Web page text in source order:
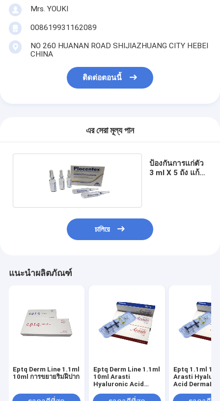
Mrs. YOUKI
008619931162089
NO 260 HUANAN ROAD SHIJIAZHUANG CITY HEBEI
CHINA
ติดต่อตอนนี้
এর সেরা মূল্য পান
ป้องกันการแก่ตัว
3 ml X 5 ถัง แก้
চালিয়ে
แนะนำผลิตภัณฑ์
Eptq Derm Line 1.1ml
10ml การขยายริมฝีปาก
Eptq Derm Line 1.1ml
10ml Arasti
Hyaluronic Acid
Augmentation สาร
Eptq 1.1ml
Arasti
Acid DermaLip
เติมผิวหนังฉีดป